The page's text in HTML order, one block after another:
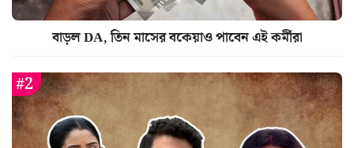
বাড়ল DA, তিন মাসের বকেয়াও পাবেন এই কর্মীরা